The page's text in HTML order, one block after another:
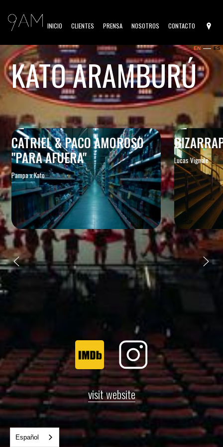
INICIO CLIENTES PRENSA NOSOTROS CONTACTO
EN ES
KATO ARAMBURÚ
CATRIEL & PACO AMOROSO
"PARA AFUERA"
Pampa x Kato
Lucas Vignale
visit website
Español